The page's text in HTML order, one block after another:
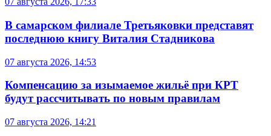
В самарском филиале Третьяковки представят
последнюю книгу Виталия Стадникова
07 августа 2026, 14:53
Компенсацию за изымаемое жильё при КРТ
будут рассчитывать по новым правилам
07 августа 2026, 14:21